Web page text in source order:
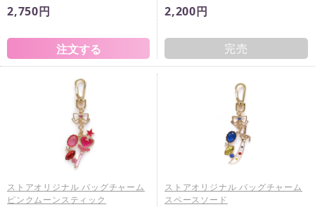
2,750円 2,200円
完売
ストアオリジナル バッグチャーム
ピンクムーンスティック
ストアオリジナル バッグチャーム
スペースソード